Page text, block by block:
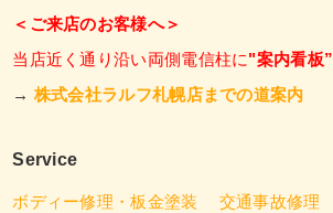
＜ご来店のお客様へ＞
当店近く通り沿い両側電信柱に"案内看板”
→ 株式会社ラルフ札幌店までの道案内
Service
ボディー修理・板金塗装 交通事故修理